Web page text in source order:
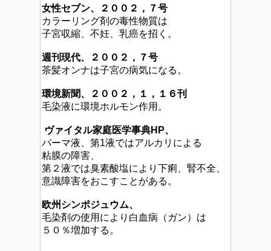
女性セブン、２００２，７号
カラーリング剤の毒性物質は
子宮収縮、不妊、乳癌を招く。
週刊現代、２００２，７号
茶髪オンナは子宮の病気になる。
環境新聞、２００２，１，１６刊
毛染液に環境ホルモン作用。
ヴァイタル家庭医学事典HP、
パーマ液、第1液ではアルカリによる
粘膜の障害、
第２液では臭素酸塩により下痢、腎不全、
意識障害をおこすことがある。
欧州シンポジュウム、
毛染剤の使用により白血病（ガン）は
５０％増加する。